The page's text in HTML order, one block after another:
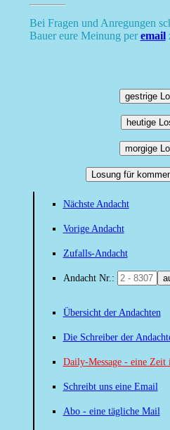
Bei Fragen und Anregungen
Bauer eure Meinung peremail
gestrige
heutige
morgige
Losung für
Nächste Andacht
Vorige Andacht
Zufalls-Andacht
Andacht Nr.:
Übersicht der Andachten
Die Schreiber der
Daily-Message - eine Zeit
Schreibt uns eine Email
Abo - eine tägliche Mail